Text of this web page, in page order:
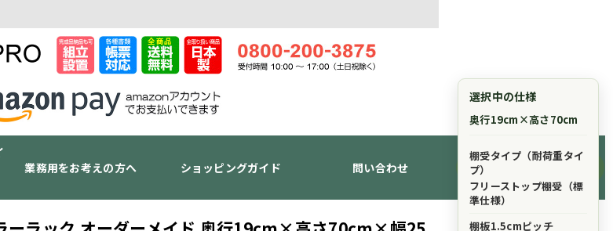
業務用をお考えの方へ ショッピングガイド 問い合わせ ショッピングカート
選択中の仕様
奥行19cm×高さ70cm
棚受タイプ（耐荷重タイ
プ）
フリーストップ棚受（標
準仕様）
棚板1.5cmピッチ